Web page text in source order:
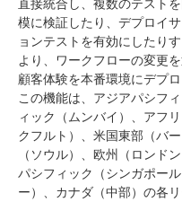
直接統合し、複数のテスト
模に検証したり、デプロイ
ョンテストを有効にしたり
より、ワークフローの変更
顧客体験を本番環境にデプロ
この機能は、アジアパシフ
ィック（ムンバイ）、アフ
クフルト）、米国東部（バ
（ソウル）、欧州（ロンド
パシフィック（シンガポー
ー）、カナダ（中部）の各